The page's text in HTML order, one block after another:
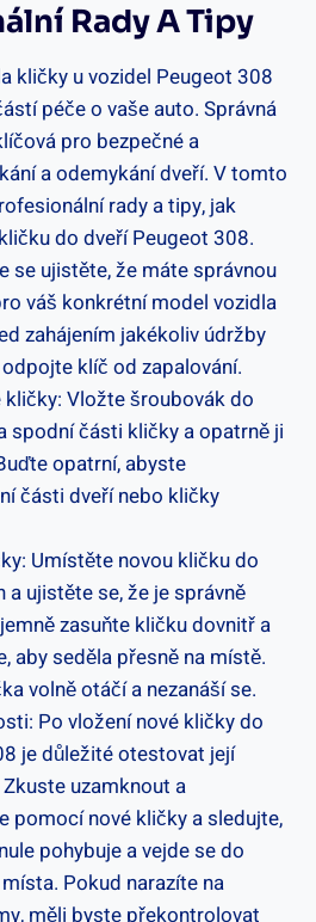
Rady A Tipy
kličky u vozidel Peugeot 308
péče o vaše auto. Správná
pro bezpečné a
a odemykání dveří. V tomto
rady a tipy, ⁣jak
do dveří Peugeot 308.
se ujistěte, že máte správnou
váš konkrétní model vozidla
zahájením jakékoliv údržby
klíč od zapalování.
Vložte šroubovák do
spodní části kličky a opatrně ji
opatrní, abyste‌
části dveří⁢ nebo kličky
Umístěte novou kličku do
a ujistěte se, že je správně
zasuňte kličku dovnitř a
aby seděla ‍přesně na místě.⁣
volně ‍otáčí a nezanáší se.
‍Po vložení ‌nové kličky​ do
je důležité otestovat její
uzamknout ‍a
pomocí nové kličky a sledujte,
pohybuje a⁢ vejde se do
Pokud narazíte na
měli byste překontrolovat